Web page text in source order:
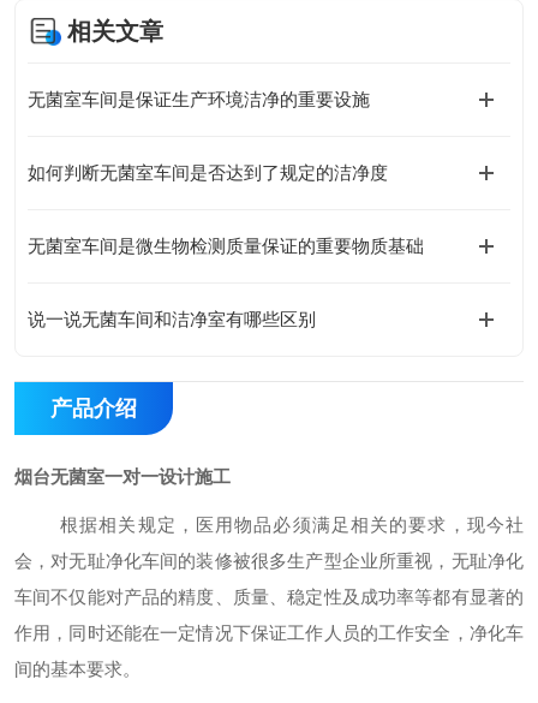
相关文章
无菌室车间是保证生产环境洁净的重要设施
如何判断无菌室车间是否达到了规定的洁净度
无菌室车间是微生物检测质量保证的重要物质基础
说一说无菌车间和洁净室有哪些区别
产品介绍
烟台无菌室一对一设计施工
根据相关规定，医用物品必须满足相关的要求，现今社
会，对无耻净化车间的装修被很多生产型企业所重视，无耻净化
车间不仅能对产品的精度、质量、稳定性及成功率等都有显著的
作用，同时还能在一定情况下保证工作人员的工作安全，净化车
间的基本要求。